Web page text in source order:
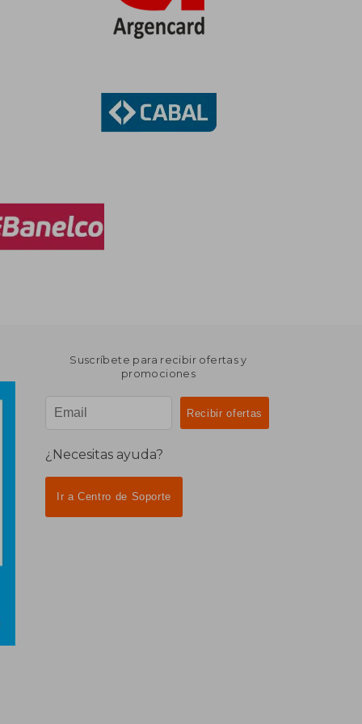
Suscríbete para recibir ofertas y
promociones
¿Necesitas ayuda?
Ir a Centro de Soporte